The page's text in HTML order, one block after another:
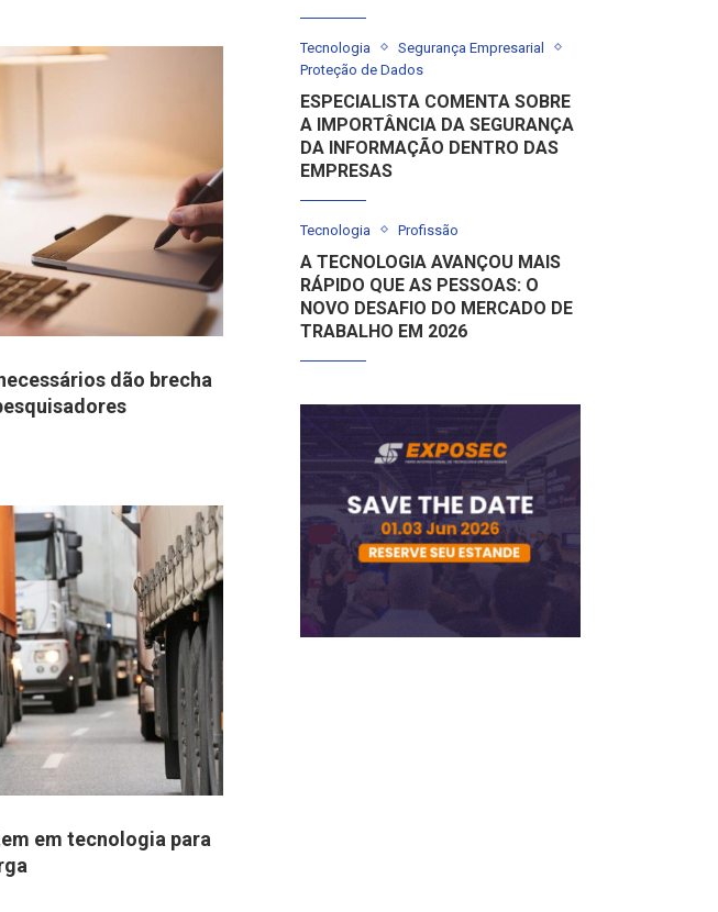
dão brecha
em tecnologia para
Tecnologia
Segurança Empresarial
Proteção de Dados
ESPECIALISTA COMENTA SOBRE
A IMPORTÂNCIA DA SEGURANÇA
DA INFORMAÇÃO DENTRO DAS
EMPRESAS
Tecnologia Profissão
A TECNOLOGIA AVANÇOU MAIS
RÁPIDO QUE AS PESSOAS: O
NOVO DESAFIO DO MERCADO DE
TRABALHO EM 2026